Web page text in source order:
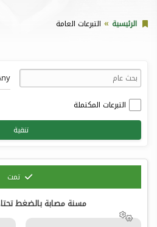
الرئيسية التبرعات العامة
التبرعات المكتملة
تنقية
تمت
مسنة مصابة بالضغط